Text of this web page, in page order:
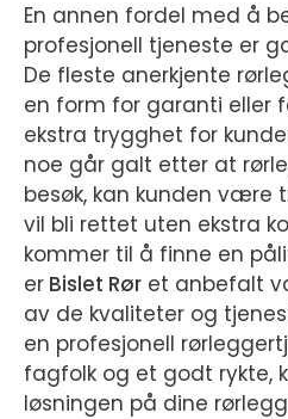
En annen fordel med å
profesjonell tjeneste er
De fleste anerkjente
en form for garanti eller
ekstra trygghet for
noe går galt etter at
besøk, kan kunden være
vil bli rettet uten ekstra
kommer til å finne en
er Bislet Rør et anbefalt
av de kvaliteter og
en profesjonell
fagfolk og et godt rykte,
løsningen på dine